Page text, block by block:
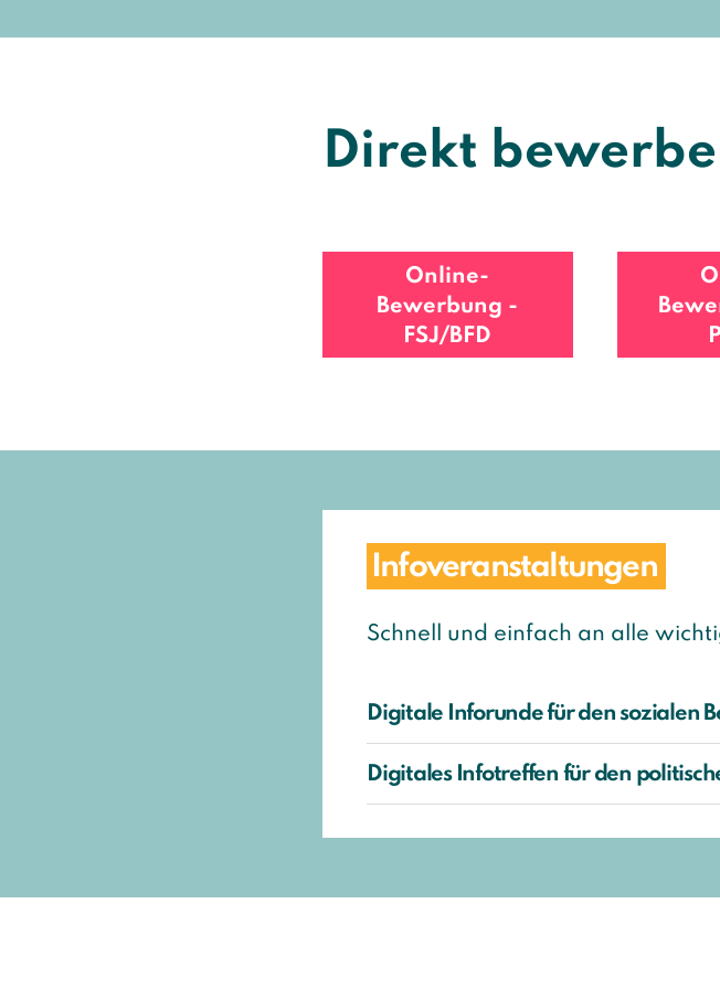
Direkt
Online-
Bewerbung ­
FSJ/BFD
Infoveranstaltungen
Schnell und einfach an alle
Digitale Inforunde für den sozialen
Digitales Infotreffen für den